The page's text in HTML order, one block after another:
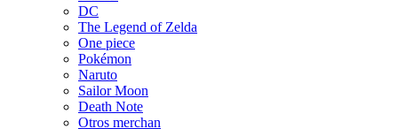
DC
The Legend of Zelda
One piece
Pokémon
Naruto
Sailor Moon
Death Note
Otros merchan